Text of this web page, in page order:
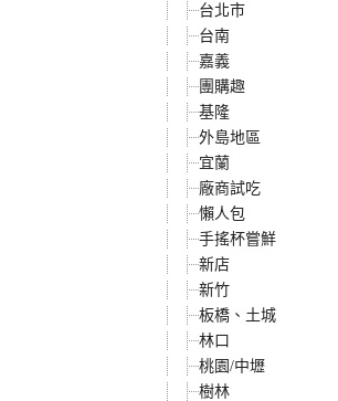
台北市
台南
嘉義
團購趣
基隆
外島地區
宜蘭
廠商試吃
懶人包
手搖杯嘗鮮
新店
新竹
板橋、土城
林口
桃園/中壢
樹林